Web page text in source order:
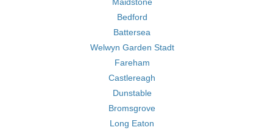
Bedford
Battersea
Welwyn Garden Stadt
Fareham
Castlereagh
Dunstable
Bromsgrove
Long Eaton